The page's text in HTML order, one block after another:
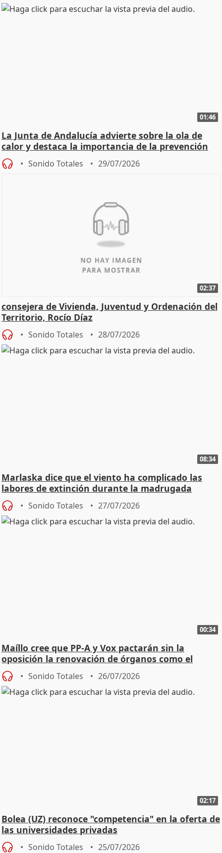
01:46
La Junta de Andalucía advierte sobre la ola de
calor y destaca la importancia de la prevención
Sonido Totales 29/07/2026
02:37
consejera de Vivienda, Juventud y Ordenación del
Territorio, Rocío Díaz
Sonido Totales 28/07/2026
08:34
Marlaska dice que el viento ha complicado las
labores de extinción durante la madrugada
Sonido Totales 27/07/2026
00:34
Maíllo cree que PP-A y Vox pactarán sin la
oposición la renovación de órganos como el
Defensor
Sonido Totales 26/07/2026
02:17
Bolea (UZ) reconoce "competencia" en la oferta de
las universidades privadas
Sonido Totales 25/07/2026